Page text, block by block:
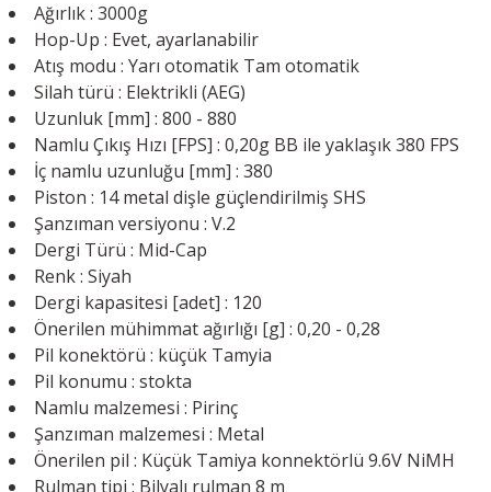
Ağırlık : 3000g
Hop-Up : Evet, ayarlanabilir
Atış modu : Yarı otomatik Tam otomatik
Silah türü : Elektrikli (AEG)
Uzunluk [mm] : 800 - 880
Namlu Çıkış Hızı [FPS] : 0,20g BB ile yaklaşık 380 FPS
İç namlu uzunluğu [mm] : 380
Piston : 14 metal dişle güçlendirilmiş SHS
Şanzıman versiyonu : V.2
Dergi Türü : Mid-Cap
Renk : Siyah
Dergi kapasitesi [adet] : 120
Önerilen mühimmat ağırlığı [g] : 0,20 - 0,28
Pil konektörü : küçük Tamyia
Pil konumu : stokta
Namlu malzemesi : Pirinç
Şanzıman malzemesi : Metal
Önerilen pil : Küçük Tamiya konnektörlü 9.6V NiMH
Rulman tipi : Bilyalı rulman 8 m